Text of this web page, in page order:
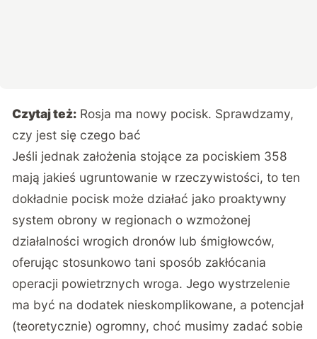
Czytaj też: Rosja ma nowy pocisk. Sprawdzamy,
czy jest się czego bać
Jeśli jednak założenia stojące za pociskiem 358
mają jakieś ugruntowanie w rzeczywistości, to ten
dokładnie pocisk może działać jako proaktywny
system obrony w regionach o wzmożonej
działalności wrogich dronów lub śmigłowców,
oferując stosunkowo tani sposób zakłócania
operacji powietrznych wroga. Jego wystrzelenie
ma być na dodatek nieskomplikowane, a potencjał
(teoretycznie) ogromny, choć musimy zadać sobie